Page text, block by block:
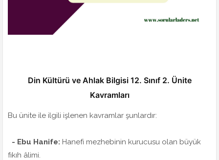
Din Kültürü ve Ahlak Bilgisi 12. Sınıf 2. Ünite
Kavramları
Bu ünite ile ilgili işlenen kavramlar şunlardır:
- Ebu Hanife: Hanefi mezhebinin kurucusu olan büyük
fıkıh âlimi.